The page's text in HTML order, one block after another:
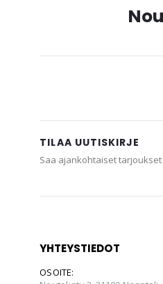
TILAA UUTISKIRJE
Saa ajankohtaiset
YHTEYSTIEDOT
OSOITE: